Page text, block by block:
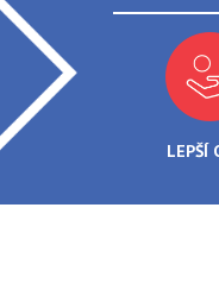
LEPŠÍ